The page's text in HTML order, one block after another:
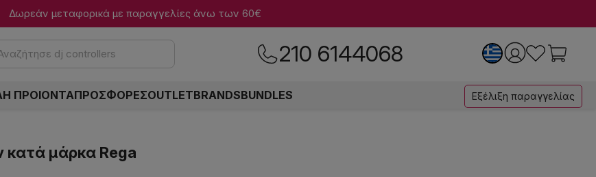
Δωρεάν μεταφορικά με παραγγελίες άνω των 60€
210 6144068
ΠΡΟΙΟΝΤΑΠΡΟΣΦΟΡΕΣOUTLETBRANDSBUNDLES Εξέλιξη παραγγελίας
κατά μάρκα Rega